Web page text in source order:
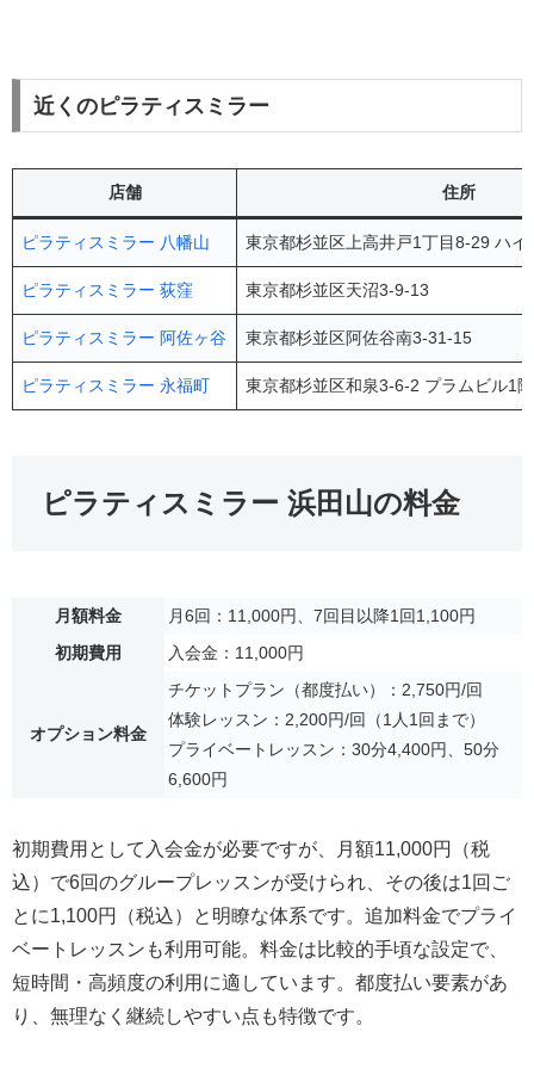
近くのピラティスミラー
店舗 住所
ピラティスミラー 八幡山 東京都杉並区上高井戸1丁目8-29 ハ
ピラティスミラー 荻窪 東京都杉並区天沼3-9-13
ピラティスミラー 阿佐ヶ谷 東京都杉並区阿佐谷南3-31-15
ピラティスミラー 永福町 東京都杉並区和泉3-6-2 プラムビル1階
ピラティスミラー 浜田山の料金
月額料金
月6回：11,000円、7回目以降1回1,100円
初期費用
入会金：11,000円
オプション料金
チケットプラン（都度払い）：2,750円/回
体験レッスン：2,200円/回（1人1回まで）
プライベートレッスン：30分4,400円、50分
6,600円
初期費用として入会金が必要ですが、月額11,000円（税
込）で6回のグループレッスンが受けられ、その後は1回ご
とに1,100円（税込）と明瞭な体系です。追加料金でプライ
ベートレッスンも利用可能。料金は比較的手頃な設定で、
短時間・高頻度の利用に適しています。都度払い要素があ
り、無理なく継続しやすい点も特徴です。